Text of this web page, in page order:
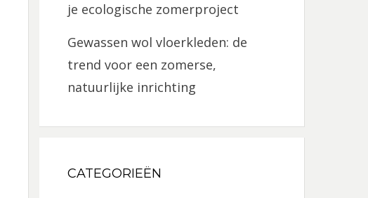
je ecologische zomerproject
Gewassen wol vloerkleden: de
trend voor een zomerse,
natuurlijke inrichting
CATEGORIEËN